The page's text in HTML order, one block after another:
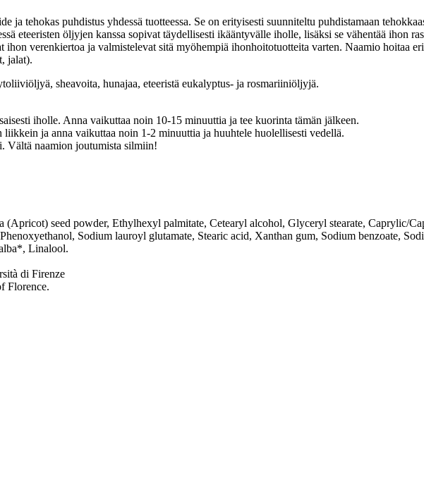
ja tehokas puhdistus yhdessä tuotteessa. Se on erityisesti suunniteltu puhdistamaan
eteeristen öljyjen kanssa sopivat täydellisesti ikääntyvälle iholle, lisäksi se vähentää ihon
verenkiertoa ja valmistelevat sitä myöhempiä ihonhoitotuotteita varten. Naamio hoitaa
jalat).
sheavoita, hunajaa, eteeristä eukalyptus- ja rosmariiniöljyjä.
iholle. Anna vaikuttaa noin 10-15 minuuttia ja tee kuorinta tämän jälkeen.
ja anna vaikuttaa noin 1-2 minuuttia ja huuhtele huolellisesti vedellä.
Vältä naamion joutumista silmiin!
seed powder, Ethylhexyl palmitate, Cetearyl alcohol, Glyceryl stearate, Caprylic/
Sodium lauroyl glutamate, Stearic acid, Xanthan gum, Sodium benzoate,
Linalool.
di Firenze
Florence.